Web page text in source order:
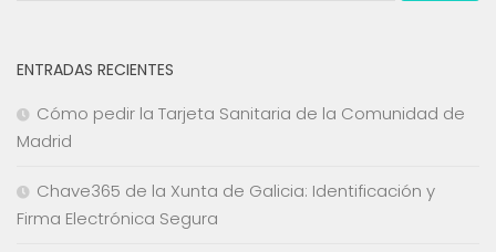
ENTRADAS RECIENTES
Cómo pedir la Tarjeta Sanitaria de la Comunidad de
Madrid
Chave365 de la Xunta de Galicia: Identificación y
Firma Electrónica Segura